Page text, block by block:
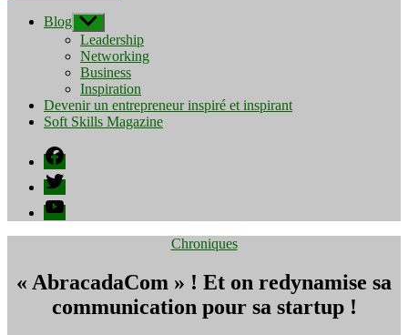
Blog Afficher
le
sous-
menu
Leadership
Networking
Business
Inspiration
Devenir un entrepreneur inspiré et inspirant
Soft Skills Magazine
Facebook
Twitter
YouTube
Catégories
Chroniques
« AbracadaCom » ! Et on redynamise sa
communication pour sa startup !